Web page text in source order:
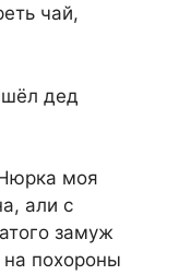
чай,
дед
моя
али с
замуж
похороны